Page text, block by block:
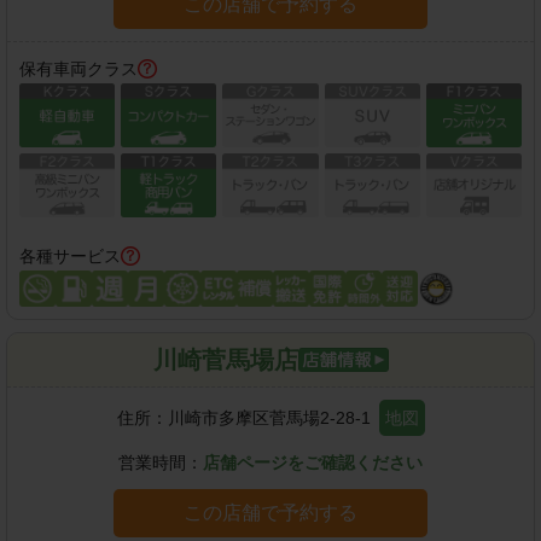
この店舗で予約する
保有車両クラス
各種サービス
川崎菅馬場店
住所： 川崎市多摩区菅馬場2-28-1 地図
営業時間： 店舗ページをご確認ください
この店舗で予約する